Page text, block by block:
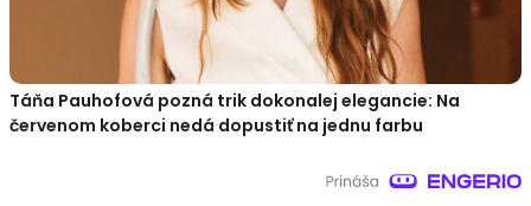
Táňa Pauhofová pozná trik dokonalej elegancie: Na
červenom koberci nedá dopustiť na jednu farbu